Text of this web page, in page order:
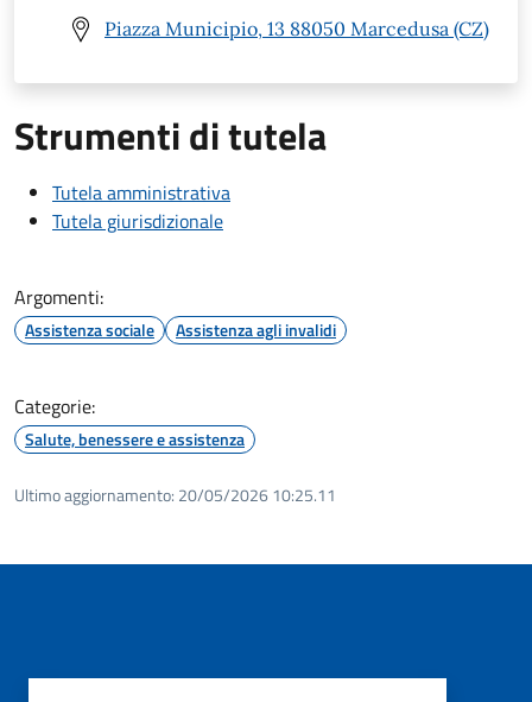
Piazza Municipio, 13 88050 Marcedusa (CZ)
Strumenti di tutela
Tutela amministrativa
Tutela giurisdizionale
Argomenti:
Assistenza sociale Assistenza agli invalidi
Categorie:
Salute, benessere e assistenza
Ultimo aggiornamento: 20/05/2026 10:25.11